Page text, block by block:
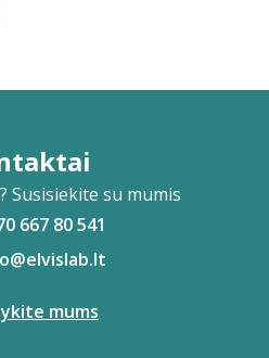
Susisiekite su mumis
667 80 541
mums